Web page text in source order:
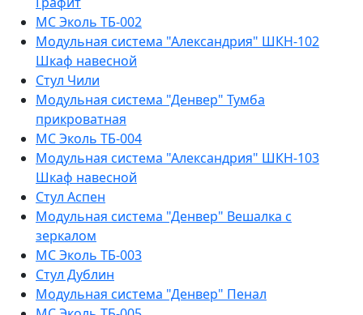
МС Эколь ТБ-002
Модульная система "Александрия" ШКН-102
Шкаф навесной
Стул Чили
Модульная система "Денвер" Тумба
прикроватная
МС Эколь ТБ-004
Модульная система "Александрия" ШКН-103
Шкаф навесной
Стул Аспен
Модульная система "Денвер" Вешалка с
зеркалом
МС Эколь ТБ-003
Стул Дублин
Модульная система "Денвер" Пенал